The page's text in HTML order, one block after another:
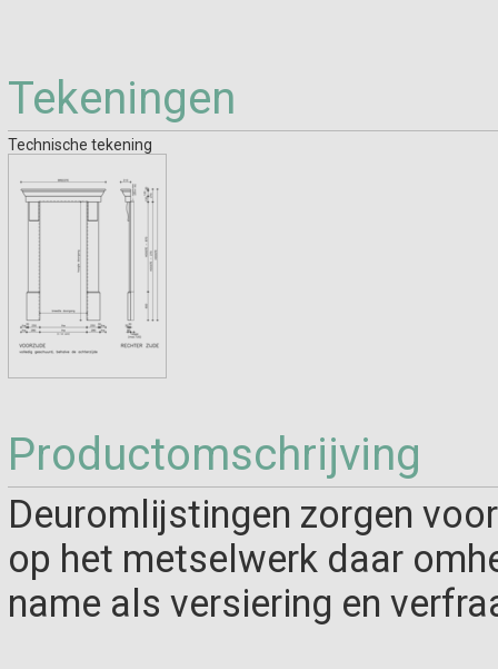
Tekeningen
Technische tekening
Productomschrijving
Deuromlijstingen zorgen
op het metselwerk daar
name als versiering en